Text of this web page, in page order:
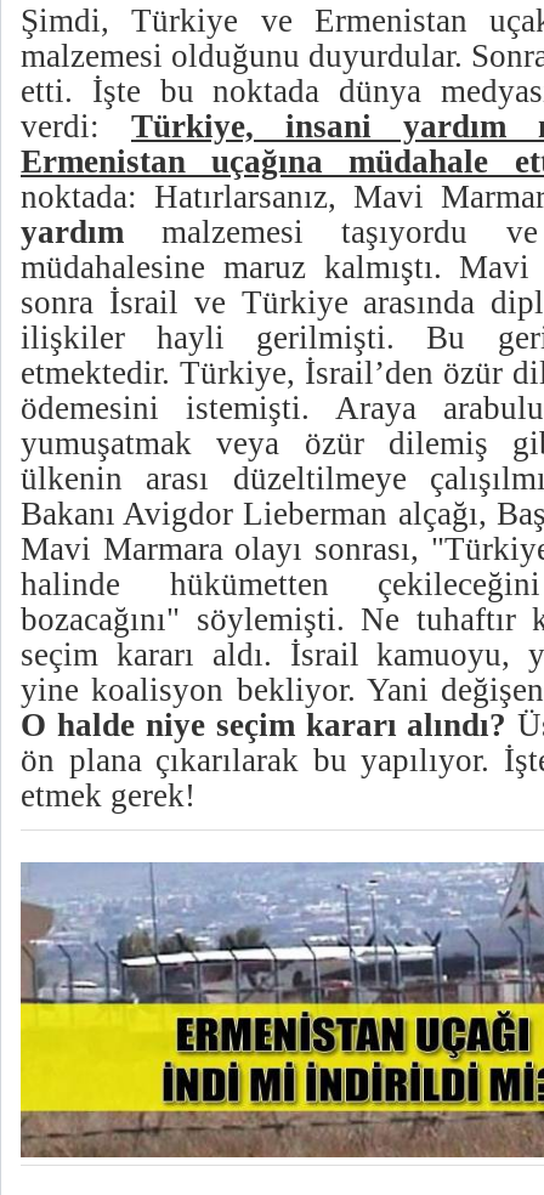
Şimdi, Türkiye ve Ermenistan
malzemesi olduğunu duyurdular.
etti. İşte bu noktada dünya
verdi: Türkiye, insani yardım
Ermenistan uçağına müdahale
noktada: Hatırlarsanız, Mavi
yardım malzemesi taşıyordu
müdahalesine maruz kalmıştı.
sonra İsrail ve Türkiye arasında
ilişkiler hayli gerilmişti. Bu
etmektedir. Türkiye, İsrail’den özür
ödemesini istemişti. Araya
yumuşatmak veya özür dilemiş
ülkenin arası düzeltilmeye
Bakanı Avigdor Lieberman alçağı,
Mavi Marmara olayı sonrası,
halinde hükümetten çekileceğini
bozacağını" söylemişti. Ne tuhaftır
seçim kararı aldı. İsrail kamuoyu,
yine koalisyon bekliyor. Yani
O halde niye seçim kararı alındı?
ön plana çıkarılarak bu yapılıyor.
etmek gerek!